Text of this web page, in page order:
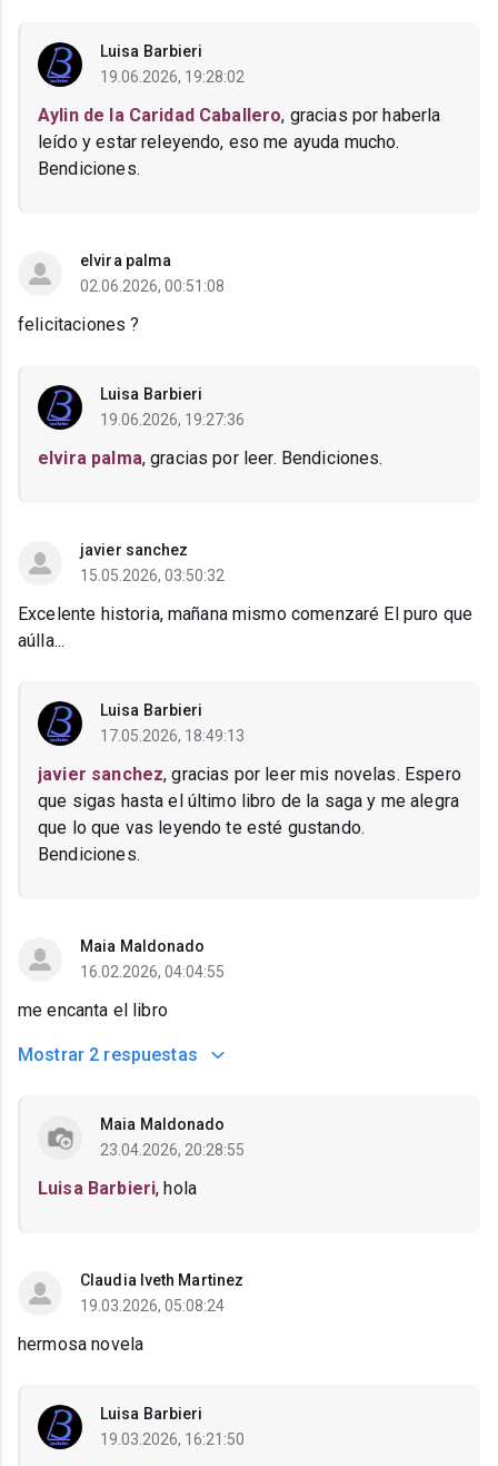
Luisa Barbieri
19.06.2026, 19:28:02
Aylin de la Caridad Caballero, gracias por haberla
leído y estar releyendo, eso me ayuda mucho.
Bendiciones.
elvira palma
02.06.2026, 00:51:08
felicitaciones ?
Luisa Barbieri
19.06.2026, 19:27:36
elvira palma, gracias por leer. Bendiciones.
javier sanchez
15.05.2026, 03:50:32
Excelente historia, mañana mismo comenzaré El puro que
aúlla...
Luisa Barbieri
17.05.2026, 18:49:13
javier sanchez, gracias por leer mis novelas. Espero
que sigas hasta el último libro de la saga y me alegra
que lo que vas leyendo te esté gustando.
Bendiciones.
Maia Maldonado
16.02.2026, 04:04:55
me encanta el libro
Mostrar 2 respuestas
Maia Maldonado
23.04.2026, 20:28:55
Luisa Barbieri, hola
Claudia Iveth Martinez
19.03.2026, 05:08:24
hermosa novela
Luisa Barbieri
19.03.2026, 16:21:50